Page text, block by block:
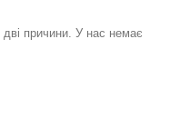
дві причини. У нас немає